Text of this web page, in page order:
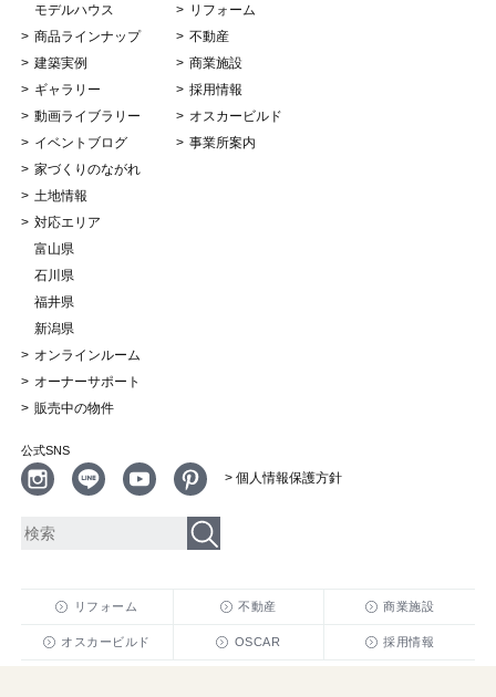
モデルハウス
商品ラインナップ
建築実例
ギャラリー
動画ライブラリー
イベントブログ
家づくりのながれ
土地情報
対応エリア
富山県
石川県
福井県
新潟県
オンラインルーム
オーナーサポート
販売中の物件
リフォーム
不動産
商業施設
採用情報
オスカービルド
事業所案内
公式SNS
> 個人情報保護方針
リフォーム 不動産 商業施設
オスカービルド OSCAR 採用情報